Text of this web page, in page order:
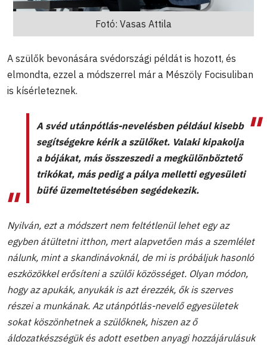
Fotó: Vasas Attila
A szülők bevonására svédországi példát is hozott, és
elmondta, ezzel a módszerrel már a Mészöly Focisuliban
is kísérleteznek.
A svéd utánpótlás-nevelésben például kisebb
segítségekre kérik a szülőket. Valaki kipakolja
a bójákat, más összeszedi a megkülönböztető
trikókat, más pedig a pálya melletti egyesületi
büfé üzemeltetésében segédekezik.
Nyilván, ezt a módszert nem feltétlenül lehet egy az
egyben átültetni itthon, mert alapvetően más a szemlélet
nálunk, mint a skandinávoknál, de mi is próbáljuk hasonló
eszközökkel erősíteni a szülői közösséget. Olyan módon,
hogy az apukák, anyukák is azt érezzék, ők is szerves
részei a munkának. Az utánpótlás-nevelő egyesületek
sokat köszönhetnek a szülőknek, hiszen az ő
áldozatkészségük és adott esetben anyagi hozzájárulásuk